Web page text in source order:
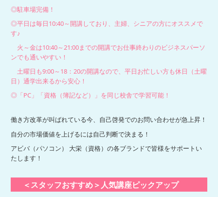
◎駐車場完備！
◎平日は毎日10:40～開講しており、主婦、シニアの方にオススメで
す♪
火～金は10:40～21:00までの開講でお仕事終わりのビジネスパーソ
ンでも通いやすい！
土曜日も9:00～18：20の開講なので、平日お忙しい方も休日（土曜
日）通学出来るから安心！
◎「PC」「資格（簿記など）」を同じ校舎で学習可能！
働き方改革が叫ばれている今、自己啓発でのお問い合わせが急上昇！
自分の市場価値を上げるには自己判断で決まる！
アビバ（パソコン） 大栄（資格）の各ブランドで皆様をサポートい
たします！
＜スタッフおすすめ＞人気講座ピックアップ